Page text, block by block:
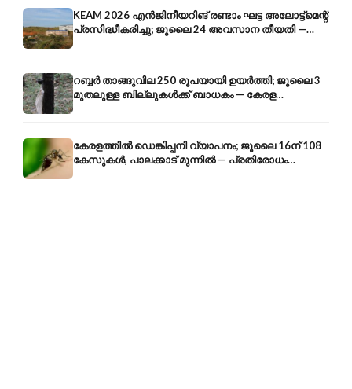
KEAM 2026 എൻജിനീയറിങ് രണ്ടാം ഘട്ട അലോട്ട്മെന്റ്
പ്രസിദ്ധീകരിച്ചു; ജൂലൈ 24 അവസാന തീയതി —
അറിയേണ്ടതെല്ലാം
റബ്ബർ താങ്ങുവില 250 രൂപയായി ഉയർത്തി; ജൂലൈ 3
മുതലുള്ള ബില്ലുകൾക്ക് ബാധകം — കേരള
കർഷകർക്ക് ആശ്വാസം
കേരളത്തിൽ ഡെങ്കിപ്പനി വ്യാപനം; ജൂലൈ 16ന് 108
കേസുകൾ, പാലക്കാട് മുന്നിൽ — പ്രതിരോധം
എങ്ങനെ?